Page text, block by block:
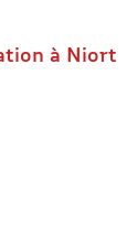
à Niort